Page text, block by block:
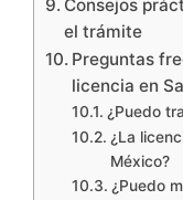
Consejos
el trámite
Preguntas
licencia en
¿Puedo
¿La
México?
¿Puedo